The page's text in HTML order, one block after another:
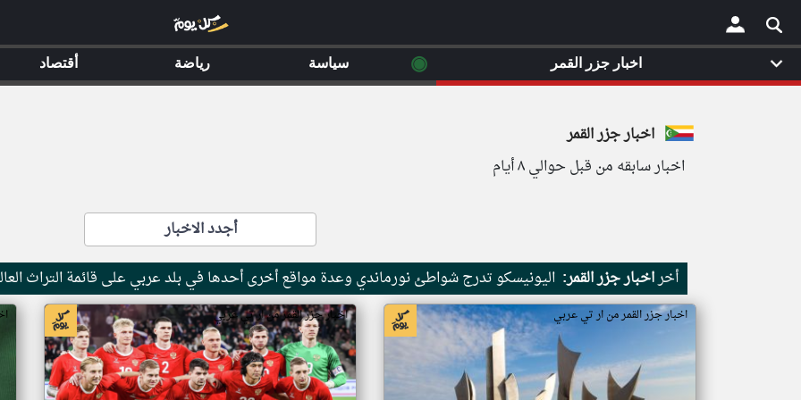
×
اخبار جزر القمر
اخبار سابقه من قبل حوالي ٨ أيام
أجدد الاخبار
أخراخبار جزر القمر: اليونيسكو تدرج شواطئ نورماندي وعدة مواقع أخرى أحدها في بلد عربي على قائمة التراث
اخبار جزر القمر من ار تي عربي اخبار جزر القمر من ار تي عربي
اخبار جزر القمر ◉ سياسة رياضة أقتصاد